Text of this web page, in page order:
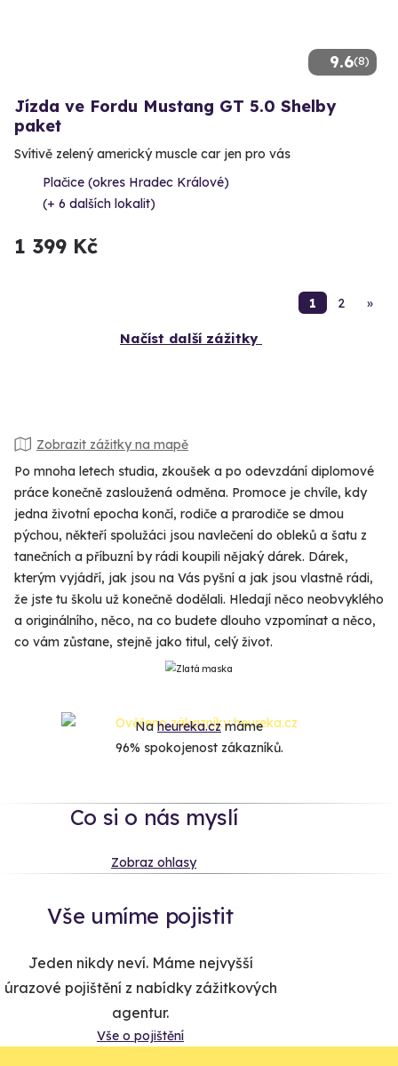
9.6(8)
Jízda ve Fordu Mustang GT 5.0 Shelby
paket
Svítivě zelený americký muscle car jen pro vás
Plačice (okres Hradec Králové)
(+ 6 dalších lokalit)
1 399 Kč
1 2 »
Načíst další zážitky
Zobrazit zážitky na mapě
Po mnoha letech studia, zkoušek a po odevzdání diplomové
práce konečně zasloužená odměna. Promoce je chvíle, kdy
jedna životní epocha končí, rodiče a prarodiče se dmou
pýchou, někteří spolužáci jsou navlečení do obleků a šatu z
tanečních a příbuzní by rádi koupili nějaký dárek. Dárek,
kterým vyjádří, jak jsou na Vás pyšní a jak jsou vlastně rádi,
že jste tu školu už konečně dodělali. Hledají něco neobvyklého
a originálního, něco, na co budete dlouho vzpomínat a něco,
co vám zůstane, stejně jako titul, celý život.
Naheureka.czmáme
96% spokojenost zákazníků.
Co si o nás myslí
Zobraz ohlasy
Vše umíme pojistit
Jeden nikdy neví. Máme nejvyšší
úrazové pojištění z nabídky zážitkových
agentur.
Vše o pojištění